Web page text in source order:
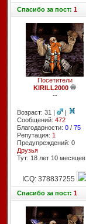
Спасибоза пост: 1
Посетители
KIRILL2000
--
Возраст: 31 |
|
Сообщений: 472
Благодарности: 0/ 75
Репутация: 1
Предупреждений: 0
Друзья
Тут: 18 лет 10 месяцев
ICQ: 378837255
Спасибоза пост: 1